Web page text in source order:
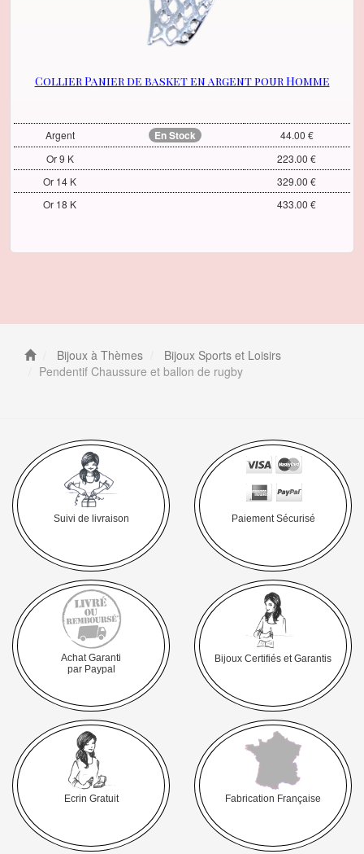
Collier Panier de basket en argent pour Homme
Argent En Stock
44.00 €
Or 9 K
223.00 €
Or 14 K
329.00 €
Or 18 K
433.00 €
Bijoux à Thèmes
Bijoux Sports et Loisirs
Pendentif Chaussure et ballon de rugby
Suivi de livraison Paiement Sécurisé
Achat Garanti
par Paypal
Bijoux Certifiés et Garantis
Ecrin Gratuit Fabrication Française